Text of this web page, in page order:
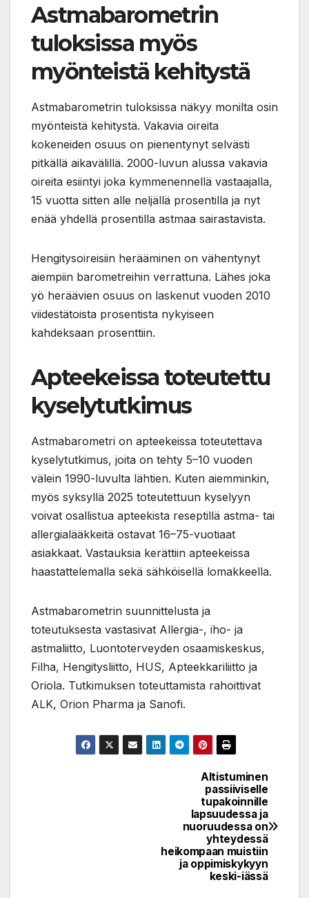
Astmabarometrin
tuloksissa myös
myönteistä kehitystä
Astmabarometrin tuloksissa näkyy monilta osin
myönteistä kehitystä. Vakavia oireita
kokeneiden osuus on pienentynyt selvästi
pitkällä aikavälillä. 2000-luvun alussa vakavia
oireita esiintyi joka kymmenennellä vastaajalla,
15 vuotta sitten alle neljällä prosentilla ja nyt
enää yhdellä prosentilla astmaa sairastavista.
Hengitysoireisiin herääminen on vähentynyt
aiempiin barometreihin verrattuna. Lähes joka
yö heräävien osuus on laskenut vuoden 2010
viidestätoista prosentista nykyiseen
kahdeksaan prosenttiin.
Apteekeissa toteutettu
kyselytutkimus
Astmabarometri on apteekeissa toteutettava
kyselytutkimus, joita on tehty 5–10 vuoden
välein 1990-luvulta lähtien. Kuten aiemminkin,
myös syksyllä 2025 toteutettuun kyselyyn
voivat osallistua apteekista reseptillä astma- tai
allergialääkkeitä ostavat 16–75-vuotiaat
asiakkaat. Vastauksia kerättiin apteekeissa
haastattelemalla sekä sähköisellä lomakkeella.
Astmabarometrin suunnittelusta ja
toteutuksesta vastasivat Allergia-, iho- ja
astmaliitto, Luontoterveyden osaamiskeskus,
Filha, Hengitysliitto, HUS, Apteekkariliitto ja
Oriola. Tutkimuksen toteuttamista rahoittivat
ALK, Orion Pharma ja Sanofi.
Altistuminen
passiiviselle
tupakoinnille
lapsuudessa ja
nuoruudessa on
yhteydessä
heikompaan muistiin
ja oppimiskykyyn
keski-iässä